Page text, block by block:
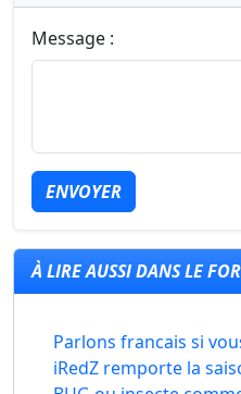
Message :
ENVOYER
À LIRE AUSSI DANS LE
Parlons francais si
iRedZ remporte la